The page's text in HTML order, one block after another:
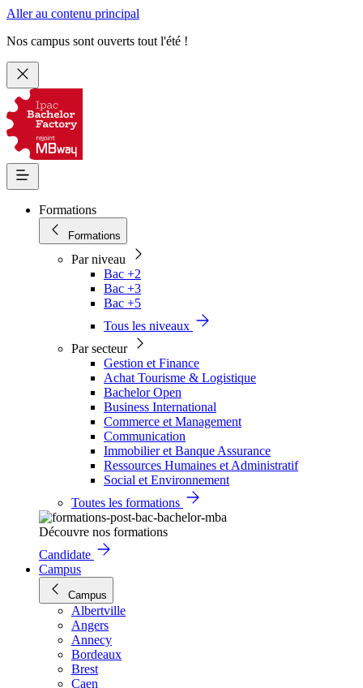
Aller au contenu principal
Nos campus sont ouverts tout l'été !
Formations
Formations
Par niveau
Bac +2
Bac +3
Bac +5
Tous les niveaux
Par secteur
Gestion et Finance
Achat Tourisme & Logistique
Bachelor Open
Business International
Commerce et Management
Communication
Immobilier et Banque Assurance
Ressources Humaines et Administratif
Social et Environnement
Toutes les formations
Découvre nos formations
Candidate
Campus
Campus
Albertville
Angers
Annecy
Bordeaux
Brest
Caen